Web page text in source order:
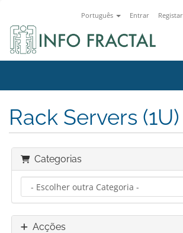
Português Entrar Registar
Rack Servers (1U)
Categorias
Acções